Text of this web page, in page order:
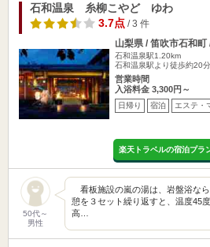
石和温泉 糸柳こやど ゆわ
3.7点/ 3 件
山梨県 / 笛吹市石和町
石和温泉駅1.20km
石和温泉駅より徒歩約20
営業時間
入浴料金 3,300円～
日帰り 宿泊 エステ・
楽天トラベルの宿泊プラ
50代～
男性
看板施設の嵐の湯は、岩盤浴な
憩を３セット繰り返すと、温度45
高…